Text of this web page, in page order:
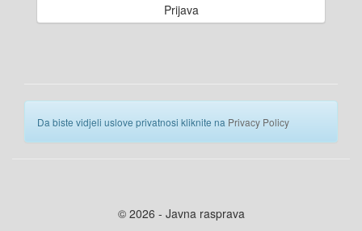
Prijava
Da biste vidjeli uslove privatnosi kliknite na Privacy Policy
© 2026 - Javna rasprava